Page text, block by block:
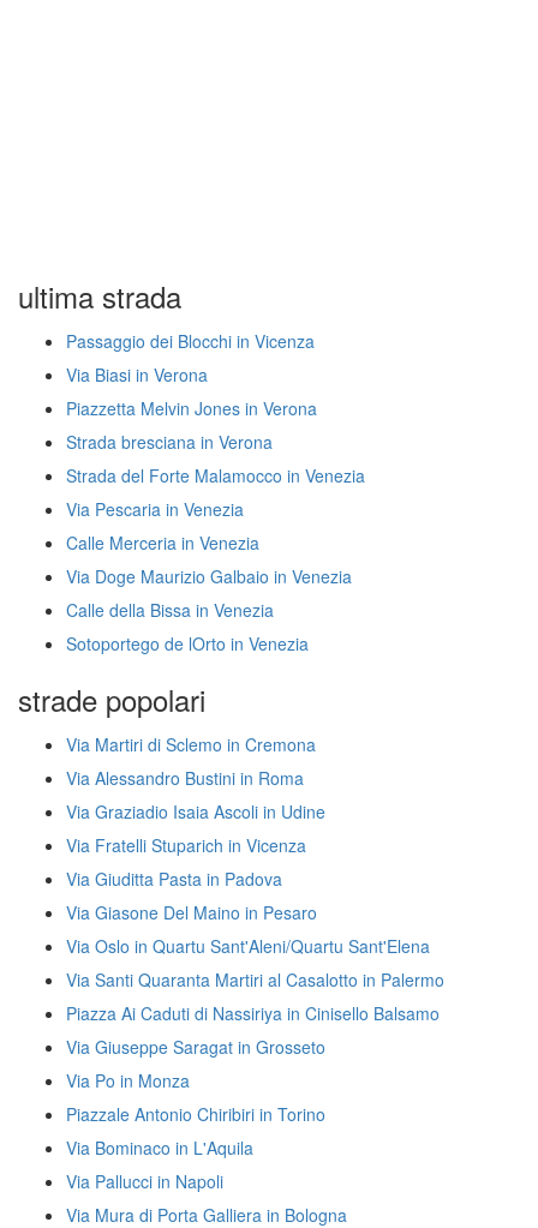
ultima strada
Passaggio dei Blocchi in Vicenza
Via Biasi in Verona
Piazzetta Melvin Jones in Verona
Strada bresciana in Verona
Strada del Forte Malamocco in Venezia
Via Pescaria in Venezia
Calle Merceria in Venezia
Via Doge Maurizio Galbaio in Venezia
Calle della Bissa in Venezia
Sotoportego de lOrto in Venezia
strade popolari
Via Martiri di Sclemo in Cremona
Via Alessandro Bustini in Roma
Via Graziadio Isaia Ascoli in Udine
Via Fratelli Stuparich in Vicenza
Via Giuditta Pasta in Padova
Via Giasone Del Maino in Pesaro
Via Oslo in Quartu Sant'Aleni/Quartu Sant'Elena
Via Santi Quaranta Martiri al Casalotto in Palermo
Piazza Ai Caduti di Nassiriya in Cinisello Balsamo
Via Giuseppe Saragat in Grosseto
Via Po in Monza
Piazzale Antonio Chiribiri in Torino
Via Bominaco in L'Aquila
Via Pallucci in Napoli
Via Mura di Porta Galliera in Bologna